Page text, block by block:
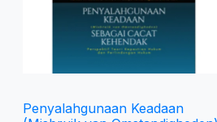
Penyalahgunaan Keadaan